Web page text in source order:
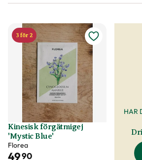
3 för 2
Kinesisk förgätmigej
'Mystic Blue'
Florea
4990
HAR